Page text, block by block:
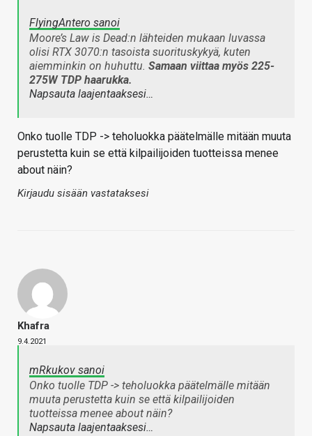
FlyingAntero sanoi
Moore’s Law is Dead:n lähteiden mukaan luvassa
olisi RTX 3070:n tasoista suorituskykyä, kuten
aiemminkin on huhuttu. Samaan viittaa myös 225-
275W TDP haarukka.
Napsauta laajentaaksesi…
Onko tuolle TDP -> teholuokka päätelmälle mitään muuta
perustetta kuin se että kilpailijoiden tuotteissa menee
about näin?
Kirjaudu sisään vastataksesi
Khafra
9.4.2021
mRkukov sanoi
Onko tuolle TDP -> teholuokka päätelmälle mitään
muuta perustetta kuin se että kilpailijoiden
tuotteissa menee about näin?
Napsauta laajentaaksesi…